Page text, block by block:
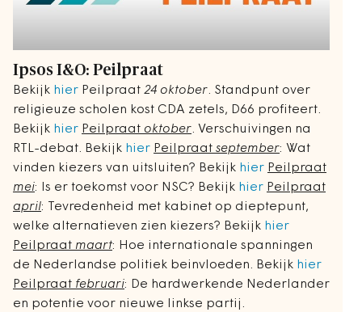
Ipsos I&O: Peilpraat
Bekijk hier Peilpraat 24 oktober. Standpunt over
religieuze scholen kost CDA zetels, D66 profiteert.
Bekijk hier Peilpraat oktober. Verschuivingen na
RTL-debat. Bekijk hier Peilpraat september: Wat
vinden kiezers van uitsluiten? Bekijk hier Peilpraat
mei: Is er toekomst voor NSC? Bekijk hier Peilpraat
april: Tevredenheid met kabinet op dieptepunt,
welke alternatieven zien kiezers? Bekijk hier
Peilpraat maart: Hoe internationale spanningen
de Nederlandse politiek beinvloeden. Bekijk hier
Peilpraat februari: De hardwerkende Nederlander
en potentie voor nieuwe linkse partij.